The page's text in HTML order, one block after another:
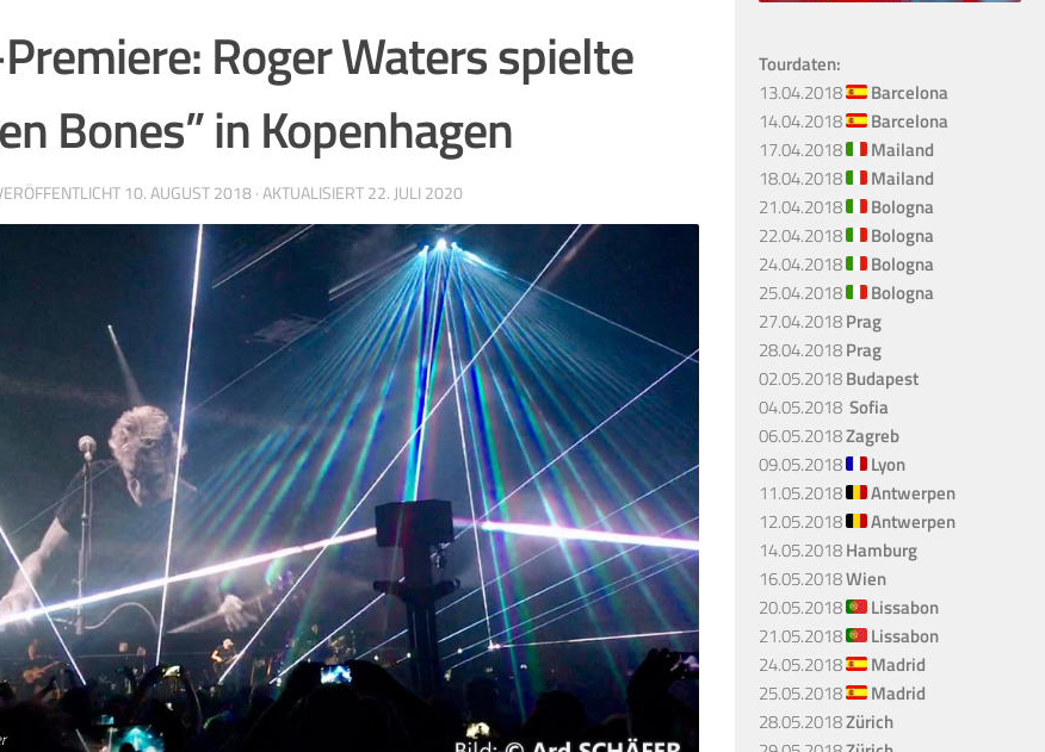
Roger Waters spielte
Bones” in Kopenhagen
10. AUGUST 2018· AKTUALISIERT22. JULI 2020
Tourdaten:
13.04.2018
Barcelona
14.04.2018
Barcelona
17.04.2018
Mailand
18.04.2018
Mailand
21.04.2018
Bologna
22.04.2018
Bologna
24.04.2018
Bologna
25.04.2018
Bologna
27.04.2018Prag
28.04.2018Prag
02.05.2018Budapest
04.05.2018 Sofia
06.05.2018Zagreb
09.05.2018
Lyon
11.05.2018
Antwerpen
12.05.2018
Antwerpen
14.05.2018Hamburg
16.05.2018Wien
20.05.2018
Lissabon
21.05.2018
Lissabon
24.05.2018
Madrid
25.05.2018
Madrid
28.05.2018Zürich